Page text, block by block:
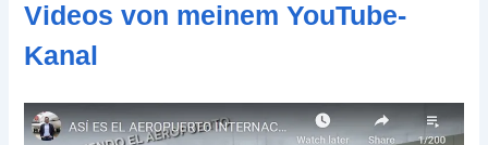
s
e
Videos von meinem YouTube-
Kanal